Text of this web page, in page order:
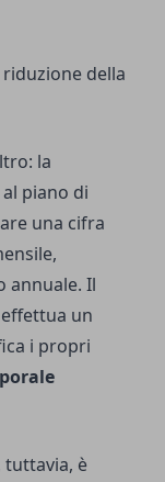
riduzione della
la
piano di
una cifra
annuale. Il
un
i propri
tuttavia, è